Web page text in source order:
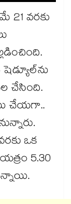
21 వరకు
చేసింది.
చేయగా..
ఒక
5.30